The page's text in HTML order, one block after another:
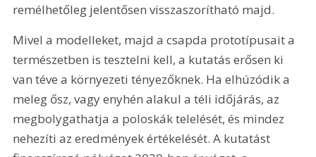
remélhetőleg jelentősen visszaszorítható majd.
Mivel a modelleket, majd a csapda prototípusait a
természetben is tesztelni kell, a kutatás erősen ki
van téve a környezeti tényezőknek. Ha elhúzódik a
meleg ősz, vagy enyhén alakul a téli időjárás, az
megbolygathatja a poloskák telelését, és mindez
nehezíti az eredmények értékelését. A kutatást